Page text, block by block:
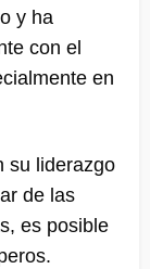
y ha
con el
en
su liderazgo
de las
es posible